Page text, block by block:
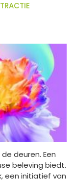
deuren. Een
beleving biedt.
een initiatief van